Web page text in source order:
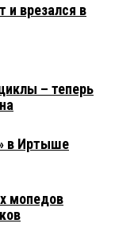
и врезался в
– теперь
в Иртыше
мопедов